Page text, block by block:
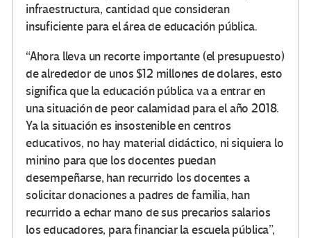
infraestructura, cantidad que consideran
insuficiente para el área de educación pública.
“Ahora lleva un recorte importante (el presupuesto)
de alrededor de unos $12 millones de dolares, esto
significa que la educación pública va a entrar en
una situación de peor calamidad para el año 2018.
Ya la situación es insostenible en centros
educativos, no hay material didáctico, ni siquiera lo
minino para que los docentes puedan
desempeñarse, han recurrido los docentes a
solicitar donaciones a padres de familia, han
recurrido a echar mano de sus precarios salarios
los educadores, para financiar la escuela pública”,